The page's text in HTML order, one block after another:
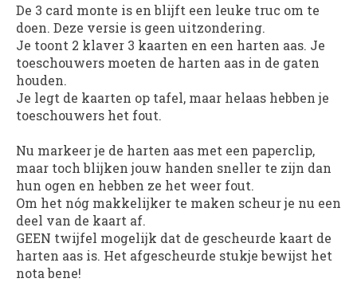
De 3 card monte is en blijft een leuke truc om te
doen. Deze versie is geen uitzondering.
Je toont 2 klaver 3 kaarten en een harten aas. Je
toeschouwers moeten de harten aas in de gaten
houden.
Je legt de kaarten op tafel, maar helaas hebben je
toeschouwers het fout.
Nu markeer je de harten aas met een paperclip,
maar toch blijken jouw handen sneller te zijn dan
hun ogen en hebben ze het weer fout.
Om het nóg makkelijker te maken scheur je nu een
deel van de kaart af.
GEEN twijfel mogelijk dat de gescheurde kaart de
harten aas is. Het afgescheurde stukje bewijst het
nota bene!